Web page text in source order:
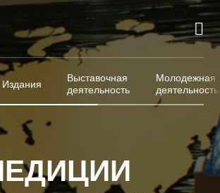
Издания
Выставочная
деятельность
Молодежная
деятельность